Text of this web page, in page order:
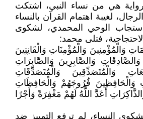
هي من نساء النبي، اشتكت
لغيبة اهتمام القرآن بالنساء
الوحي المحمدي، لشكوى
فتلى محمد:
وَالْمُؤْمِنِينَ وَالْمُؤْمِنَاتِ وَالْقَانِتِينَ
وَالصَّادِقَاتِ وَالصَّابِرِينَ وَالصَّابِرَاتِ
وَالْمُتَصَدِّقِينَ وَالْمُتَصَدِّقَاتِ
وَالْحَافِظِينَ فُرُوجَهُمْ وَالْحَافِظَاتِ
أَعَدَّ اللَّهُ لَهُمْ مَغْفِرَةً وَأَجْرًا
النساء، لم ترفع التمييز ضد